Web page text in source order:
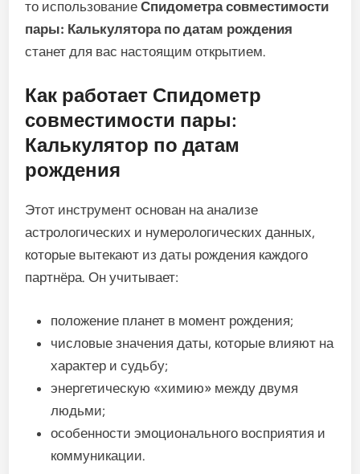
то использованиеСпидометра совместимости
пары: Калькулятора по датам рождения
станет для вас настоящим открытием.
Как работает Спидометр
совместимости пары:
Калькулятор по датам
рождения
Этот инструмент основан на анализе
астрологических и нумерологических данных,
которые вытекают из даты рождения каждого
партнёра. Он учитывает:
положение планет в момент рождения;
числовые значения даты, которые влияют на
характер и судьбу;
энергетическую «химию» между двумя
людьми;
особенности эмоционального восприятия и
коммуникации.